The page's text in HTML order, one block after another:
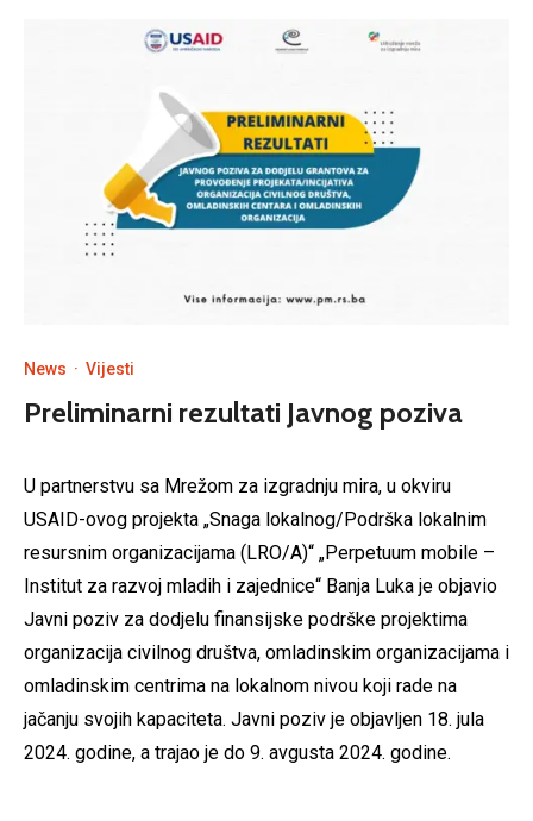
News · Vijesti
Preliminarni rezultati Javnog poziva
U partnerstvu sa Mrežom za izgradnju mira, u okviru
USAID-ovog projekta „Snaga lokalnog/Podrška lokalnim
resursnim organizacijama (LRO/A)“ „Perpetuum mobile –
Institut za razvoj mladih i zajednice“ Banja Luka je objavio
Javni poziv za dodjelu finansijske podrške projektima
organizacija civilnog društva, omladinskim organizacijama i
omladinskim centrima na lokalnom nivou koji rade na
jačanju svojih kapaciteta. Javni poziv je objavljen 18. jula
2024. godine, a trajao je do 9. avgusta 2024. godine.